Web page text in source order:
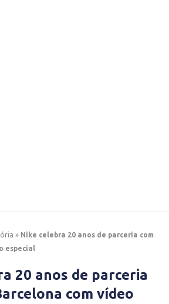
» Nike celebra 20 anos de parceria com
especial
20 anos de parceria
com vídeo